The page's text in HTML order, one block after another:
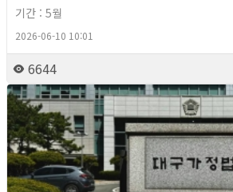
기간 : 5월
2026-06-10 10:01
6644